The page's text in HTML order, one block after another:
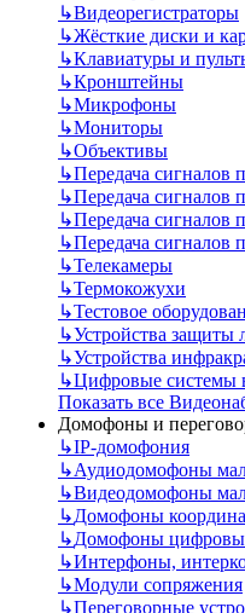
↳Видеорегистраторы
↳Жёсткие диски и
↳Клавиатуры и
↳Кронштейны
↳Микрофоны
↳Мониторы
↳Объективы
↳Передача сигналов
↳Передача сигналов
↳Передача сигналов
↳Передача сигналов
↳Телекамеры
↳Термокожухи
↳Тестовое
↳Устройства защиты
↳Устройства
↳Цифровые системы
Показать все
Домофоны и
↳IP-домофония
↳Аудиодомофоны
↳Видеодомофоны
↳Домофоны
↳Домофоны
↳Интерфоны,
↳Модули сопряжения
↳Переговорные